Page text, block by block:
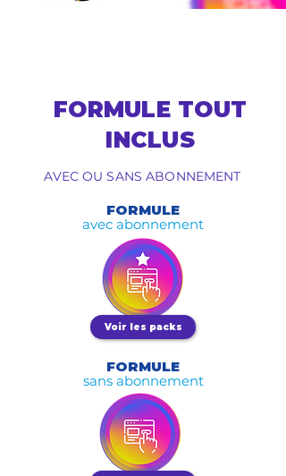
FORMULE TOUT
INCLUS
AVEC OU SANS ABONNEMENT
FORMULE
avec abonnement
Voir les packs
FORMULE
sans abonnement